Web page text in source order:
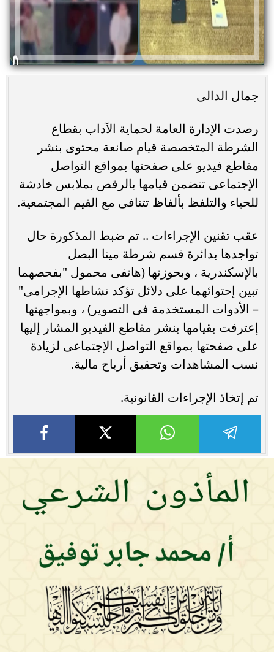
جمال الدالى
رصدت الإدارة العامة لحماية الآداب بقطاع
الشرطة المتخصصة قيام صانعة محتوى بنشر
مقاطع فيديو على صفحتها بمواقع التواصل
الإجتماعى تتضمن قيامها بالرقص بملابس خادشة
للحياء والتلفظ بألفاظ تتنافى مع القيم المجتمعية.
عقب تقنين الإجراءات .. تم ضبط المذكورة حال
تواجدها بدائرة قسم شرطة مينا البصل
بالإسكندرية ، وبحوزتها (هاتفى محمول "بفحصهما
تبين إحتوائهما على دلائل تؤكد نشاطها الإجرامى"
– الأدوات المستخدمة فى التصوير) ، وبمواجهتها
إعترفت بقيامها بنشر مقاطع الفيديو المشار إليها
على صفحتها بمواقع التواصل الإجتماعى لزيادة
نسب المشاهدات وتحقيق أرباح مالية.
تم إتخاذ الإجراءات القانونية.